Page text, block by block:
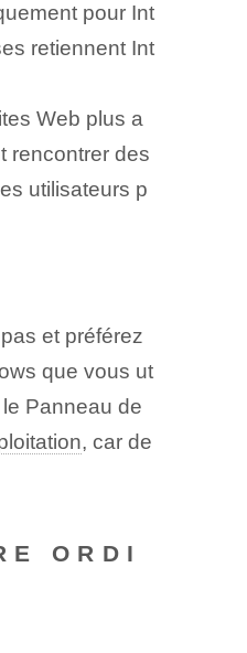
pour Int
retiennent Int
Web plus a
rencontrer des
utilisateurs p
et préférez
que vous ut
Panneau de
, car de
ORDI